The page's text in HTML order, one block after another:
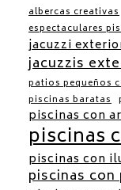
albercas creativas
espectaculares
jacuzzi
jacuzzis
patios pequeños
piscinas baratas
piscinas con
piscinas
piscinas con
piscinas con